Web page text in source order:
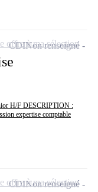
H/F DESCRIPTION :
expertise comptable
CDINon renseigné
offre à ma sélection
CDINon renseigné
offre à ma sélection